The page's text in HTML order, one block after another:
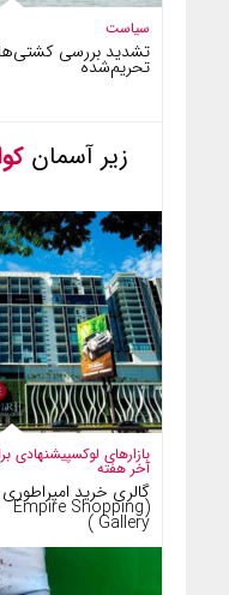
سیاست
تشدید بررسی
تحریم‌شده
زیر آسمان
بازارهای لوکسپیشنهادی
آخر هفته
گالری خرید امپراطوری
(Empire Shopping
Gallery )